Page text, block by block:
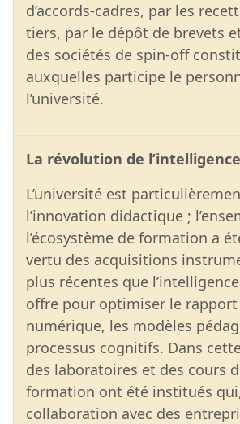
d’accords-cadres, par les
tiers, par le dépôt de brevets
des sociétés de spin-off
auxquelles participe le
l’université.
La révolution de
L’université est
l’innovation didactique ;
l’écosystème de formation a
vertu des acquisitions
plus récentes que
offre pour optimiser le
numérique, les modèles
processus cognitifs. Dans
des laboratoires et des cours
formation ont été institués
collaboration avec des